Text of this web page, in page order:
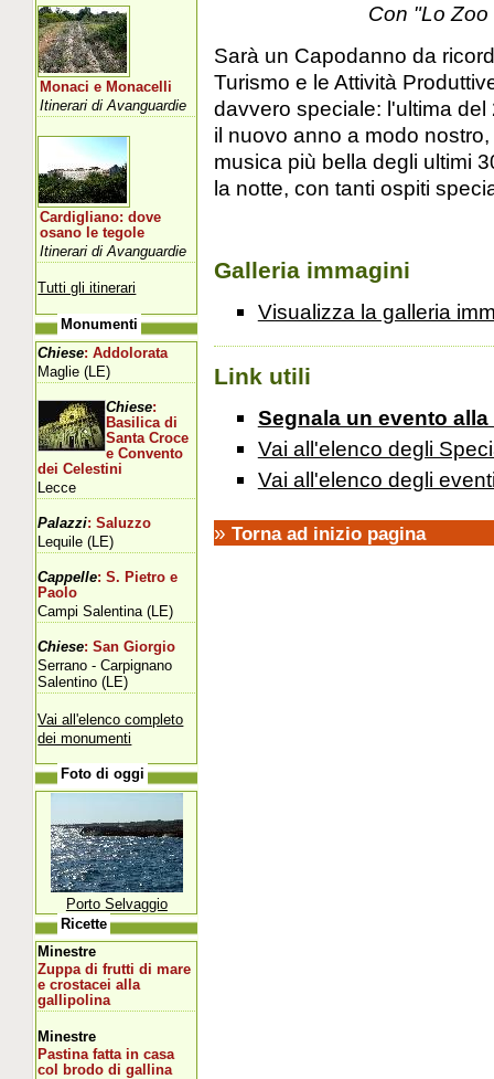
Con "Lo
Sarà un Capodanno da
Turismo e le Attività
davvero speciale: l'ultima
il nuovo anno a modo
musica più bella degli ultimi
la notte, con tanti ospiti
Galleria immagini
Visualizza la galleria
Link utili
Segnala un evento
Vai all'elenco degli
Vai all'elenco degli
» Torna ad inizio pagina
Monaci e Monacelli
Itinerari di Avanguardie
Cardigliano: dove
osano le tegole
Itinerari di Avanguardie
Tutti gli itinerari
Monumenti
Chiese: Addolorata
Maglie (LE)
Chiese:
Basilica di
Santa Croce
e Convento
dei Celestini
Lecce
Palazzi: Saluzzo
Lequile (LE)
Cappelle: S. Pietro e
Paolo
Campi Salentina (LE)
Chiese: San Giorgio
Serrano - Carpignano
Salentino (LE)
Vai all'elenco completo
dei monumenti
Foto di oggi
Porto Selvaggio
Ricette
Minestre
Zuppa di frutti di mare
e crostacei alla
gallipolina
Minestre
Pastina fatta in casa
col brodo di gallina